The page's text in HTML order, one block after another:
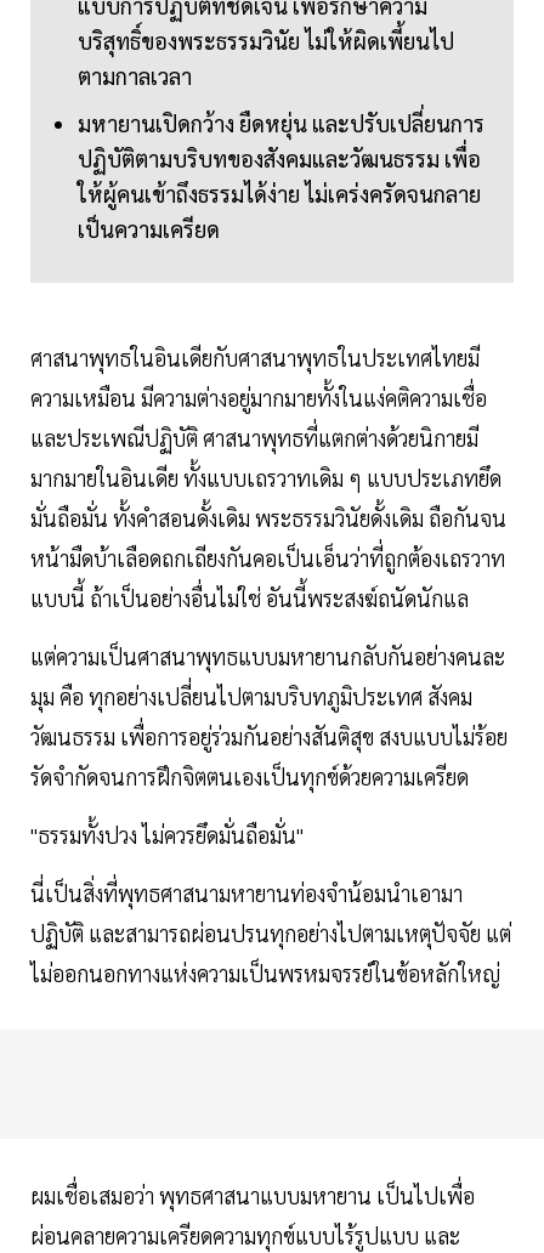
บริสุทธิ์ของพระธรรมวินัย ไม่ให้ผิดเพี้ยนไป
ตามกาลเวลา
มหายานเปิดกว้าง ยืดหยุ่น และปรับเปลี่ยนการ
ปฏิบัติตามบริบทของสังคมและวัฒนธรรม เพื่อ
ให้ผู้คนเข้าถึงธรรมได้ง่าย ไม่เคร่งครัดจนกลาย
เป็นความเครียด
ศาสนาพุทธในอินเดีย​กับศาสนาพุทธในประเทศไทย​มี
ความเหมือน​ มีความต่างอยู่มากมายทั้งในแง่คติความเชื่อ
และประเพณีปฏิบัติ ศาสนาพุทธที่แตกต่างด้วยนิกายมี
มากมายในอินเดีย​ ทั้งแบบเถรวาทเดิม ๆ แบบประเภทยึด
มั่นถือมั่น ทั้งคำสอนดั้งเดิม พระธรรมวินัยดั้งเดิม ถือกันจน
หน้ามืดบ้าเลือดถกเถียงกันคอเป็นเอ็นว่าที่ถูกต้องเถรวาท​
แบบนี้ ถ้าเป็นอย่างอื่นไม่ใช่​ อันนี้พระสงฆ์ถนัดนักแล
แต่ความเป็นศาสนาพุทธแบบมหายานกลับกันอย่างคนละ
มุม​ คือ​ ทุกอย่างเปลี่ยนไปตามบริบทภูมิประเทศ​ สังคม​
วัฒนธรรม เพื่อการอยู่ร่วมกันอย่างสันติสุข​ สงบแบบไม่ร้อย
รัด​จำกัดจนการฝึกจิตตนเองเป็นทุกข์ด้วยความเครียด
"ธรรมทั้งปวง​ ไม่ควรยึดมั่นถือมั่น"
นี่เป็นสิ่งที่พุทธศาสนามหายานท่องจำน้อมนำเอามา
ปฏิบัติ​ และสามารถผ่อนปรนทุกอย่างไปตามเหตุปัจจัย​ แต่
ไม่ออกนอกทางแห่งความเป็นพรหมจรรย์ในข้อหลักใหญ่​
ผมเชื่อเสมอว่า พุทธศาสนาแบบมหายาน เป็นไปเพื่อ
ผ่อนคลายความเครียดความทุกข์แบบไร้รูปแบบ​ และ​